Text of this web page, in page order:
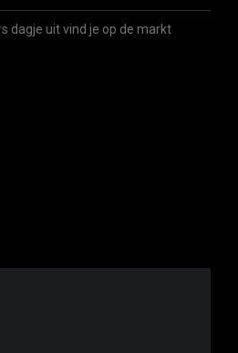
dagje uit vind je op de markt